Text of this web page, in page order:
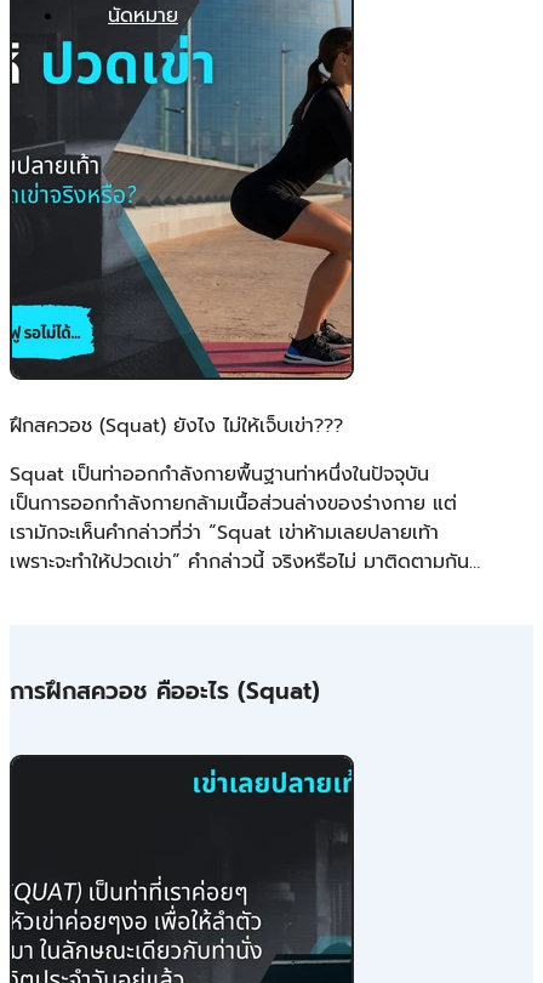
นัดหมาย
ฝึกสควอช (Squat) ยังไง ไม่ให้เจ็บเข่า???
Squat เป็นท่าออกกำลังกายพื้นฐานท่าหนึ่งในปัจจุบัน
เป็นการออกกำลังกายกล้ามเนื้อส่วนล่างของร่างกาย แต่
เรามักจะเห็นคำกล่าวที่ว่า “Squat เข่าห้ามเลยปลายเท้า
เพราะจะทำให้ปวดเข่า” คำกล่าวนี้ จริงหรือไม่ มาติดตามกัน…
การฝึกสควอช คืออะไร (Squat)